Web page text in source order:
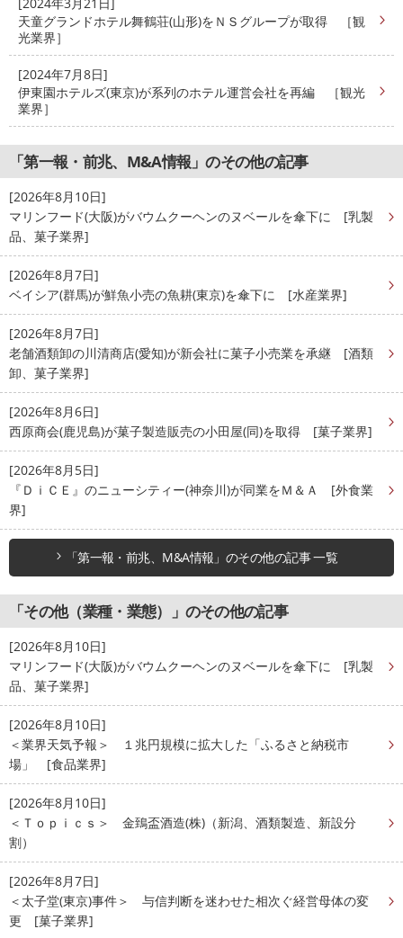
天童グランドホテル舞鶴荘(山形)をＮＳグループが取得 ［観
光業界］
[2024年7月8日]
伊東園ホテルズ(東京)が系列のホテル運営会社を再編 ［観光
業界］
「第一報・前兆、M&A情報」のその他の記事
[2026年8月10日]
マリンフード(大阪)がバウムクーヘンのヌベールを傘下に [乳製
品、菓子業界]
[2026年8月7日]
ベイシア(群馬)が鮮魚小売の魚耕(東京)を傘下に [水産業界]
[2026年8月7日]
老舗酒類卸の川清商店(愛知)が新会社に菓子小売業を承継 [酒類
卸、菓子業界]
[2026年8月6日]
西原商会(鹿児島)が菓子製造販売の小田屋(同)を取得 [菓子業界]
[2026年8月5日]
『ＤｉＣＥ』のニューシティー(神奈川)が同業をＭ＆Ａ [外食業
界]
「第一報・前兆、M&A情報」のその他の記事 一覧
「その他（業種・業態）」のその他の記事
[2026年8月10日]
マリンフード(大阪)がバウムクーヘンのヌベールを傘下に [乳製
品、菓子業界]
[2026年8月10日]
＜業界天気予報＞ １兆円規模に拡大した「ふるさと納税市
場」 [食品業界]
[2026年8月10日]
＜Ｔｏｐｉｃｓ＞ 金鵄盃酒造(株)（新潟、酒類製造、新設分
割）
[2026年8月7日]
＜太子堂(東京)事件＞ 与信判断を迷わせた相次ぐ経営母体の変
更 [菓子業界]